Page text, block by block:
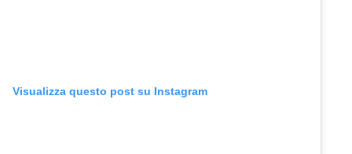
Visualizza questo post su Instagram